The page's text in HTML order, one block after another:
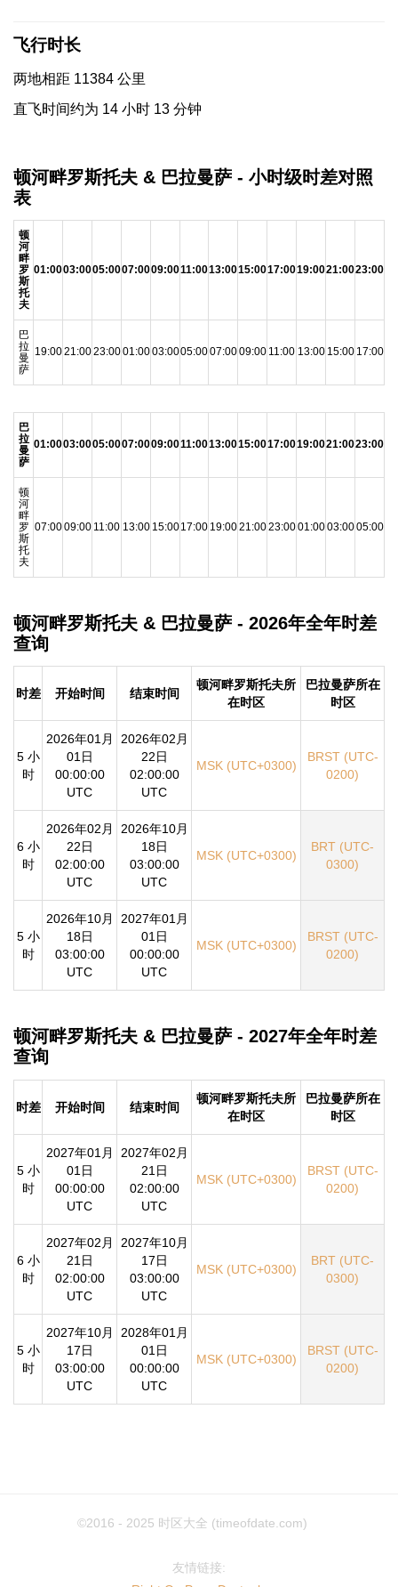
飞行时长
两地相距 11384 公里
直飞时间约为 14 小时 13 分钟
顿河畔罗斯托夫 & 巴拉曼萨 - 小时级时差对照
表
顿
河
畔
罗
斯
托
夫
01:0003:0005:0007:0009:0011:0013:0015:0017:0019:0021:0023:00
巴
拉
曼
萨
19:0021:0023:0001:0003:0005:0007:0009:00 11:00 13:00 15:00 17:00
巴
拉
曼
萨
01:0003:0005:0007:0009:0011:0013:0015:0017:0019:0021:0023:00
顿
河
畔
罗
斯
托
夫
07:0009:00 11:00 13:00 15:0017:00 19:0021:0023:0001:0003:0005:00
顿河畔罗斯托夫 & 巴拉曼萨 - 2026年全年时差
查询
时差 开始时间 结束时间
顿河畔罗斯托夫所
在时区
巴拉曼萨所在
时区
5 小
时
2026年01月
01日
00:00:00
UTC
2026年02月
22日
02:00:00
UTC
MSK (UTC+0300)
BRST (UTC-
0200)
6 小
时
2026年02月
22日
02:00:00
UTC
2026年10月
18日
03:00:00
UTC
MSK (UTC+0300)
BRT (UTC-
0300)
5 小
时
2026年10月
18日
03:00:00
UTC
2027年01月
01日
00:00:00
UTC
MSK (UTC+0300)
BRST (UTC-
0200)
顿河畔罗斯托夫 & 巴拉曼萨 - 2027年全年时差
查询
时差 开始时间 结束时间
顿河畔罗斯托夫所
在时区
巴拉曼萨所在
时区
5 小
时
2027年01月
01日
00:00:00
UTC
2027年02月
21日
02:00:00
UTC
MSK (UTC+0300)
BRST (UTC-
0200)
6 小
时
2027年02月
21日
02:00:00
UTC
2027年10月
17日
03:00:00
UTC
MSK (UTC+0300)
BRT (UTC-
0300)
5 小
时
2027年10月
17日
03:00:00
UTC
2028年01月
01日
00:00:00
UTC
MSK (UTC+0300)
BRST (UTC-
0200)
©2016 - 2025 时区大全 (timeofdate.com)
友情链接: